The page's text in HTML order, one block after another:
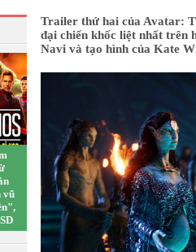
vũ
Trailer thứ hai của Avatar:
đại chiến khốc liệt nhất trên
Navi và tạo hình của Kate